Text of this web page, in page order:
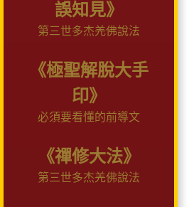
誤知見》
第三世多杰羌佛說法
《極聖解脫大手
印》
必須要看懂的前導文
《禪修大法》
第三世多杰羌佛說法